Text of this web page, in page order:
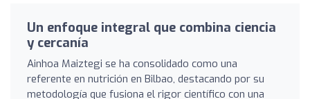
Un enfoque integral que combina ciencia
y cercanía
Ainhoa Maiztegi se ha consolidado como una
referente en nutrición en Bilbao, destacando por su
metodología que fusiona el rigor científico con una